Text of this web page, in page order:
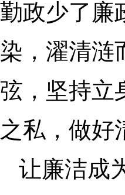
勤政少了廉
染，濯清涟
弦，坚持立
之私，做好
让廉洁成